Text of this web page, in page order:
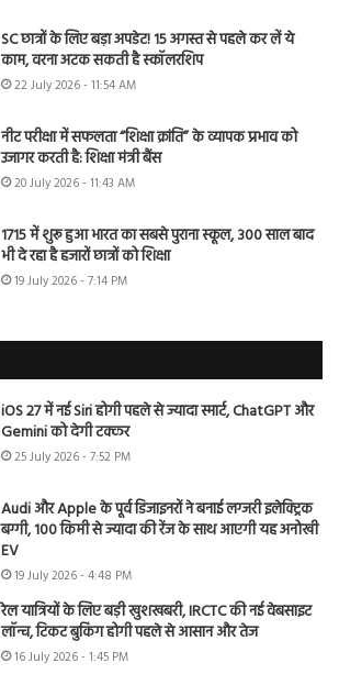
SC छात्रों के लिए बड़ा अपडेट! 15 अगस्त से पहले कर लें ये
काम, वरना अटक सकती है स्कॉलरशिप
22 July 2026 - 11:54 AM
नीट परीक्षा में सफलता “शिक्षा क्रांति” के व्यापक प्रभाव को
उजागर करती है: शिक्षा मंत्री बैंस
20 July 2026 - 11:43 AM
1715 में शुरू हुआ भारत का सबसे पुराना स्कूल, 300 साल बाद
भी दे रहा है हजारों छात्रों को शिक्षा
19 July 2026 - 7:14 PM
iOS 27 में नई Siri होगी पहले से ज्यादा स्मार्ट, ChatGPT और
Gemini को देगी टक्कर
25 July 2026 - 7:52 PM
Audi और Apple के पूर्व डिजाइनरों ने बनाई लग्जरी इलेक्ट्रिक
बग्गी, 100 किमी से ज्यादा की रेंज के साथ आएगी यह अनोखी
EV
19 July 2026 - 4:48 PM
रेल यात्रियों के लिए बड़ी खुशखबरी, IRCTC की नई वेबसाइट
लॉन्च, टिकट बुकिंग होगी पहले से आसान और तेज
16 July 2026 - 1:45 PM